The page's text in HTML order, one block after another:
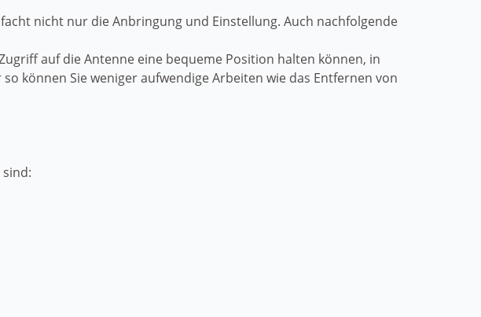
nicht nur die Anbringung und Einstellung. Auch nachfolgende
auf die Antenne eine bequeme Position halten können, in
können Sie weniger aufwendige Arbeiten wie das Entfernen von